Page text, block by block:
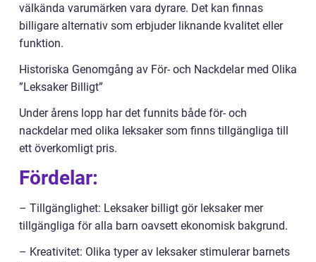
välkända varumärken vara dyrare. Det kan finnas
billigare alternativ som erbjuder liknande kvalitet eller
funktion.
Historiska Genomgång av För- och Nackdelar med Olika
”Leksaker Billigt”
Under årens lopp har det funnits både för- och
nackdelar med olika leksaker som finns tillgängliga till
ett överkomligt pris.
Fördelar:
– Tillgänglighet: Leksaker billigt gör leksaker mer
tillgängliga för alla barn oavsett ekonomisk bakgrund.
– Kreativitet: Olika typer av leksaker stimulerar barnets